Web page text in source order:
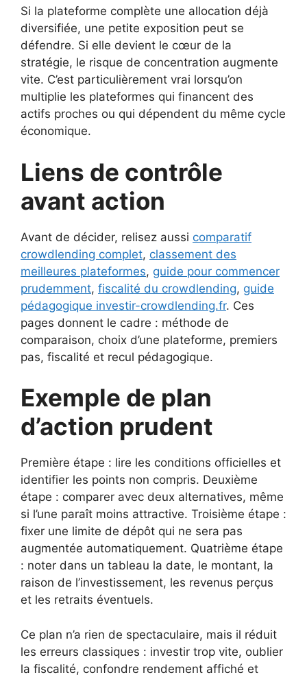
Si la plateforme complète une allocation déjà
diversifiée, une petite exposition peut se
défendre. Si elle devient le cœur de la
stratégie, le risque de concentration augmente
vite. C’est particulièrement vrai lorsqu’on
multiplie les plateformes qui financent des
actifs proches ou qui dépendent du même cycle
économique.
Liens de contrôle
avant action
Avant de décider, relisez aussi comparatif
crowdlending complet, classement des
meilleures plateformes, guide pour commencer
prudemment, fiscalité du crowdlending, guide
pédagogique investir-crowdlending.fr. Ces
pages donnent le cadre : méthode de
comparaison, choix d’une plateforme, premiers
pas, fiscalité et recul pédagogique.
Exemple de plan
d’action prudent
Première étape : lire les conditions officielles et
identifier les points non compris. Deuxième
étape : comparer avec deux alternatives, même
si l’une paraît moins attractive. Troisième étape :
fixer une limite de dépôt qui ne sera pas
augmentée automatiquement. Quatrième étape
: noter dans un tableau la date, le montant, la
raison de l’investissement, les revenus perçus
et les retraits éventuels.
Ce plan n’a rien de spectaculaire, mais il réduit
les erreurs classiques : investir trop vite, oublier
la fiscalité, confondre rendement affiché et